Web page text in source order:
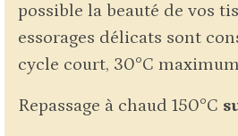
possible la beauté de vos
essorages délicats sont
cycle court, 30°C
Repassage à chaud 150°C